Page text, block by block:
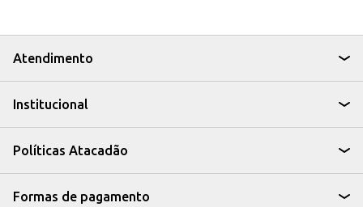
Ideal para revenda em mercados, padarias e pequenos comércios.
Pode ser consumido gelado para uma experiência ainda mais refrescante.
O Refresco Líquido Leão Guaraná Power é uma escolha prática e saborosa
Atendimento
Institucional
Políticas Atacadão
Formas de pagamento